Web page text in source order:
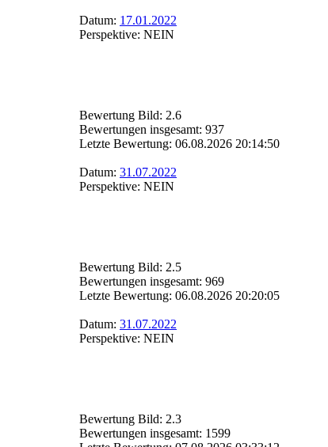
Datum: 17.01.2022
Perspektive: NEIN
Bewertung Bild: 2.6
Bewertungen insgesamt: 937
Letzte Bewertung: 06.08.2026 20:14:50
Datum: 31.07.2022
Perspektive: NEIN
Bewertung Bild: 2.5
Bewertungen insgesamt: 969
Letzte Bewertung: 06.08.2026 20:20:05
Datum: 31.07.2022
Perspektive: NEIN
Bewertung Bild: 2.3
Bewertungen insgesamt: 1599